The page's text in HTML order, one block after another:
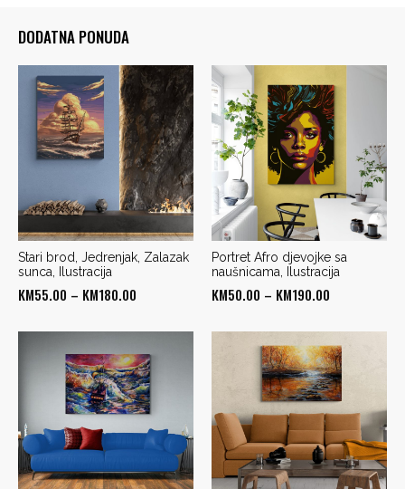
DODATNA PONUDA
Stari brod, Jedrenjak, Zalazak
sunca, Ilustracija
KM55.00 – KM180.00
KM55.00
through
KM180.00
Portret Afro djevojke sa
naušnicama, Ilustracija
KM50.00 – KM190.00
KM50.00
through
KM190.00